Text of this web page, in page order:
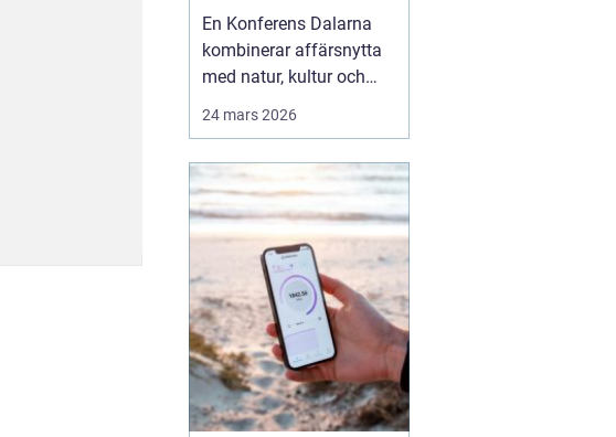
agendan
En Konferens Dalarna
kombinerar affärsnytta
med natur, kultur och
Regionen lockar med
kort restid från
storstäderna, tydlig
årstidskänsla, stark lokal
matkultur och en miljö
som gör det lättare fö...
24 mars 2026